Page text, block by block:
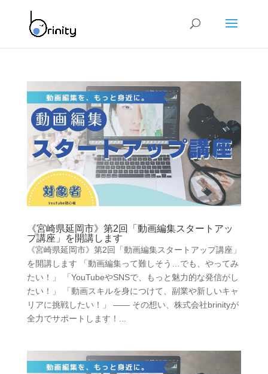
《宮崎県延岡市》第2回「動画編集スタートアッ
プ講座」を開講します
《宮崎県延岡市》第2回「動画編集スタートアップ講座」
を開講します 「動画編集って難しそう…でも、やってみ
たい！」 「YouTubeやSNSで、もっと魅力的な発信がし
たい！」 「動画スキルを身につけて、副業や新しいキャ
リアに挑戦したい！」 —— その想い、株式会社brinityが
全力でサポートします！...